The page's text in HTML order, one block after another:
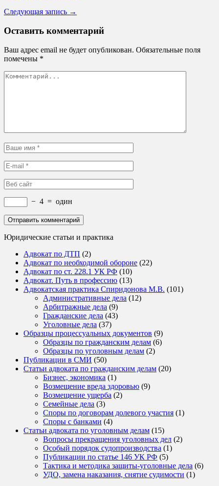
Следующая запись →
Оставить комментарий
Ваш адрес email не будет опубликован. Обязательные поля
помечены *
− 4 = один
Юридические статьи и практика
Адвокат по ДТП (2)
Адвокат по необходимой обороне (22)
Адвокат по ст. 228.1 УК РФ (10)
Адвокат. Путь в профессию (13)
Адвокатская практика Спиридонова М.В. (101)
Административные дела (12)
Арбитражные дела (9)
Гражданские дела (43)
Уголовные дела (37)
Образцы процессуальных документов (9)
Образцы по гражданским делам (6)
Образцы по уголовным делам (2)
Публикации в СМИ (50)
Статьи адвоката по гражданским делам (20)
Бизнес, экономика (1)
Возмещение вреда здоровью (9)
Возмещение ущерба (2)
Семейные дела (3)
Споры по договорам долевого участия (1)
Споры с банками (4)
Статьи адвоката по уголовным делам (15)
Вопросы прекращения уголовных дел (2)
Особый порядок судопроизводства (1)
Публикации по статье 146 УК РФ (5)
Тактика и методика защиты-уголовные дела (6)
УДО, замена наказания, снятие судимости (1)